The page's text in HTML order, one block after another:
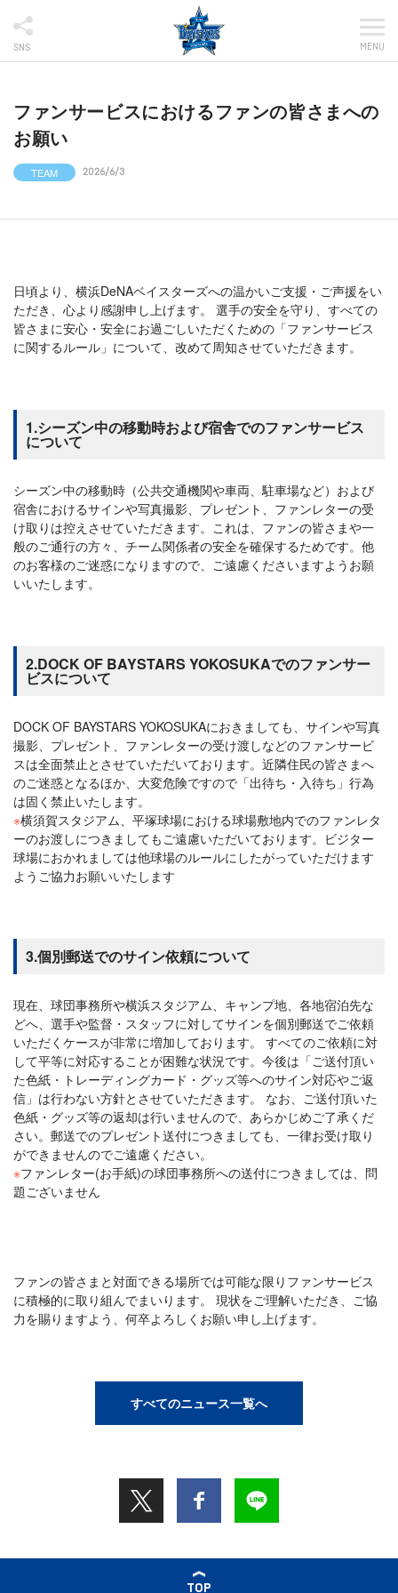
SNS MENU
ファンサービスにおけるファンの皆さまへの
お願い
TEAM 2026/6/3
日頃より、横浜DeNAベイスターズへの温かいご支援・ご声援をい
ただき、心より感謝申し上げます。 選手の安全を守り、すべての
皆さまに安心・安全にお過ごしいただくための「ファンサービス
に関するルール」について、改めて周知させていただきます。
1.シーズン中の移動時および宿舎でのファンサービス
について
シーズン中の移動時（公共交通機関や車両、駐車場など）および
宿舎におけるサインや写真撮影、プレゼント、ファンレターの受
け取りは控えさせていただきます。これは、ファンの皆さまや一
般のご通行の方々、チーム関係者の安全を確保するためです。他
のお客様のご迷惑になりますので、ご遠慮くださいますようお願
いいたします。
2.DOCK OF BAYSTARS YOKOSUKAでのファンサー
ビスについて
DOCK OF BAYSTARS YOKOSUKAにおきましても、サインや写真
撮影、プレゼント、ファンレターの受け渡しなどのファンサービ
スは全面禁止とさせていただいております。近隣住民の皆さまへ
のご迷惑となるほか、大変危険ですので「出待ち・入待ち」行為
は固く禁止いたします。
※横須賀スタジアム、平塚球場における球場敷地内でのファンレタ
ーのお渡しにつきましてもご遠慮いただいております。ビジター
球場におかれましては他球場のルールにしたがっていただけます
ようご協力お願いいたします
3.個別郵送でのサイン依頼について
現在、球団事務所や横浜スタジアム、キャンプ地、各地宿泊先な
どへ、選手や監督・スタッフに対してサインを個別郵送でご依頼
いただくケースが非常に増加しております。 すべてのご依頼に対
して平等に対応することが困難な状況です。今後は「ご送付頂い
た色紙・トレーディングカード・グッズ等へのサイン対応やご返
信」は行わない方針とさせていただきます。 なお、ご送付頂いた
色紙・グッズ等の返却は行いませんので、あらかじめご了承くだ
さい。郵送でのプレゼント送付につきましても、一律お受け取り
ができませんのでご遠慮ください。
※ファンレター(お手紙)の球団事務所への送付につきましては、問
題ございません
ファンの皆さまと対面できる場所では可能な限りファンサービス
に積極的に取り組んでまいります。 現状をご理解いただき、ご協
力を賜りますよう、何卒よろしくお願い申し上げます。
すべてのニュース一覧へ
TOP